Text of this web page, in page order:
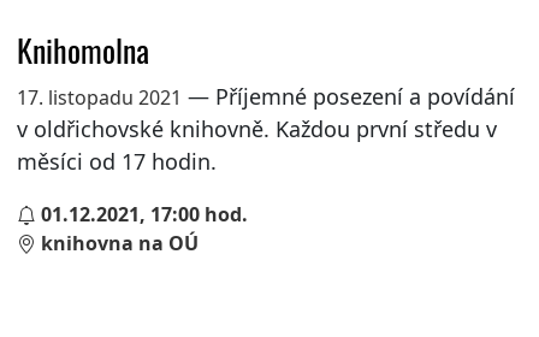
Knihomolna
17. listopadu 2021 — Příjemné posezení a povídání
v oldřichovské knihovně. Každou první středu v
měsíci od 17 hodin.
01.12.2021, 17:00 hod.
knihovna na OÚ